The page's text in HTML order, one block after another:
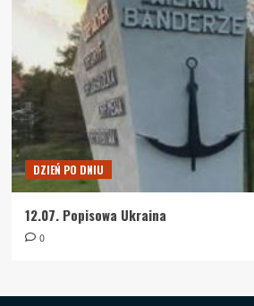
DZIEŃ PO DNIU
12.07. Popisowa Ukraina
0